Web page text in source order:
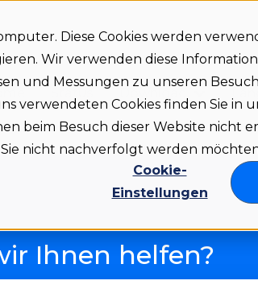
Diese Cookies werden
Wir verwenden diese
und Messungen zu unseren
verwendeten Cookies finden Sie in
beim Besuch dieser Website nicht
nicht nachverfolgt werden
Cookie-
Einstellungen
Ihnen helfen?